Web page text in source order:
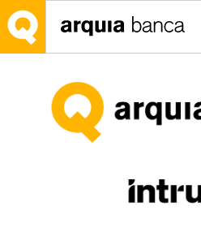
Saltar al contenido principal